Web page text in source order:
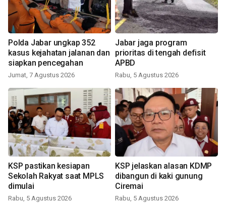
Polda Jabar ungkap 352
kasus kejahatan jalanan dan
siapkan pencegahan
Jumat, 7 Agustus 2026
Jabar jaga program
prioritas di tengah defisit
APBD
Rabu, 5 Agustus 2026
KSP pastikan kesiapan
Sekolah Rakyat saat MPLS
dimulai
Rabu, 5 Agustus 2026
KSP jelaskan alasan KDMP
dibangun di kaki gunung
Ciremai
Rabu, 5 Agustus 2026